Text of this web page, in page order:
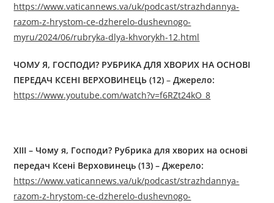
https://www.vaticannews.va/uk/podcast/strazhdannya-
razom-z-hrystom-ce-dzherelo-dushevnogo-
myru/2024/06/rubryka-dlya-khvorykh-12.html
ЧОМУ Я, ГОСПОДИ? РУБРИКА ДЛЯ ХВОРИХ НА ОСНОВІ
ПЕРЕДАЧ КСЕНІ ВЕРХОВИНЕЦЬ (12)–Джерелo:
https://www.youtube.com/watch?v=f6RZt24kO_8
XIII – Чому я, Господи? Рубрика для хворих на основі
передач Ксені Верховинець (13) – Джерелo:
https://www.vaticannews.va/uk/podcast/strazhdannya-
razom-z-hrystom-ce-dzherelo-dushevnogo-